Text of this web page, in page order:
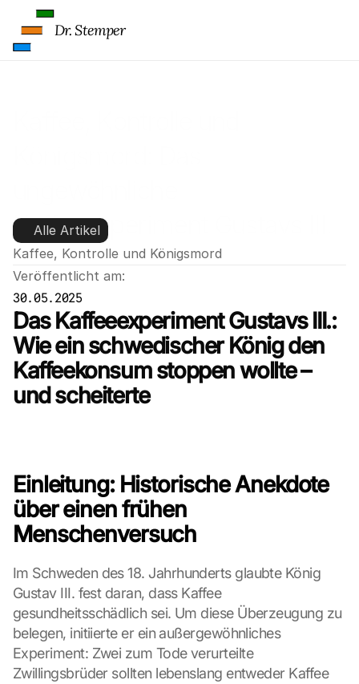
Kaffeeexperiment Gustavs III.
Alle Artikel
Kaffee, Kontrolle und Königsmord
Veröffentlicht am:
30.05.2025
Das Kaffeeexperiment Gustavs III.:
Wie ein schwedischer König den
Kaffeekonsum stoppen wollte –
und scheiterte
Einleitung: Historische Anekdote
über einen frühen
Menschenversuch
Im Schweden des 18. Jahrhunderts glaubte König
Gustav III. fest daran, dass Kaffee
gesundheitsschädlich sei. Um diese Überzeugung zu
belegen, initiierte er ein außergewöhnliches
Experiment: Zwei zum Tode verurteilte
Zwillingsbrüder sollten lebenslang entweder Kaffee
Dr. Stemper